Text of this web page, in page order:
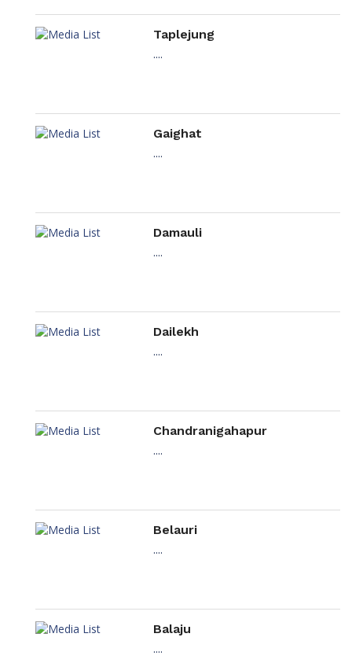
Taplejung
....
Gaighat
....
Damauli
....
Dailekh
....
Chandranigahapur
....
Belauri
....
Balaju
....